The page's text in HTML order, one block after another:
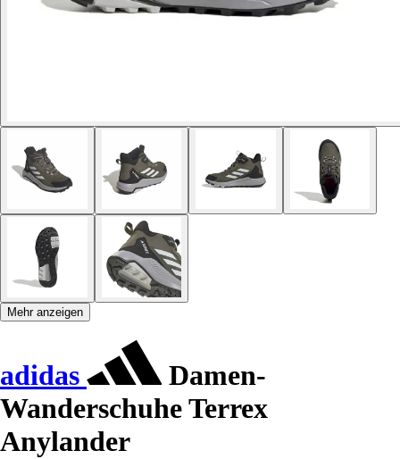
Mehr anzeigen
adidas
Damen-
Wanderschuhe Terrex
Anylander